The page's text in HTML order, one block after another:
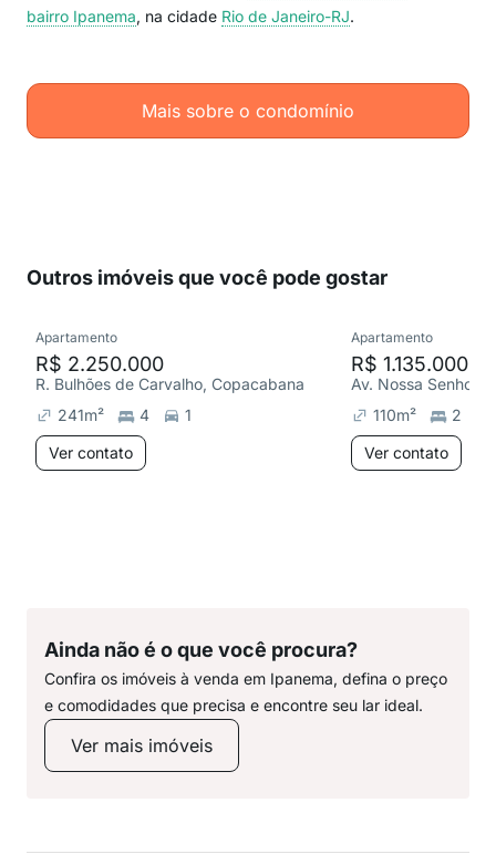
bairro Ipanema, na cidade Rio de Janeiro-RJ.
Mais sobre o condomínio
Outros imóveis que você pode gostar
Apartamento
R$ 2.250.000
R. Bulhões de Carvalho, Copacabana
241m² 4
1
Ver contato
Apartamento
R$ 1.135.000
110m²
2
Ver contato
Ainda não é o que você procura?
Confira os imóveis à venda em Ipanema, defina o preço
e comodidades que precisa e encontre seu lar ideal.
Ver mais imóveis